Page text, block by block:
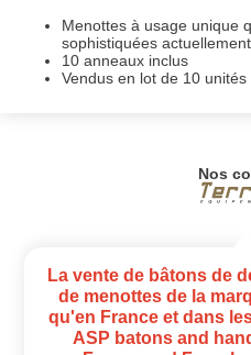
Menottes à usage unique
sophistiquées
10 anneaux inclus
Vendus en lot de 10
Nos
La vente de bâtons de
de menottes de la
qu'en France et dans
ASP batons and